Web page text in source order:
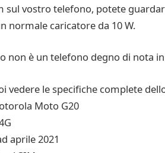
sul vostro telefono, potete
normale caricatore da 10 W.
non è un telefono degno di nota
vedere le specifiche complete
Moto G20
aprile 2021